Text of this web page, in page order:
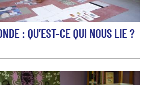
: QU’EST-CE QUI NOUS LIE ?